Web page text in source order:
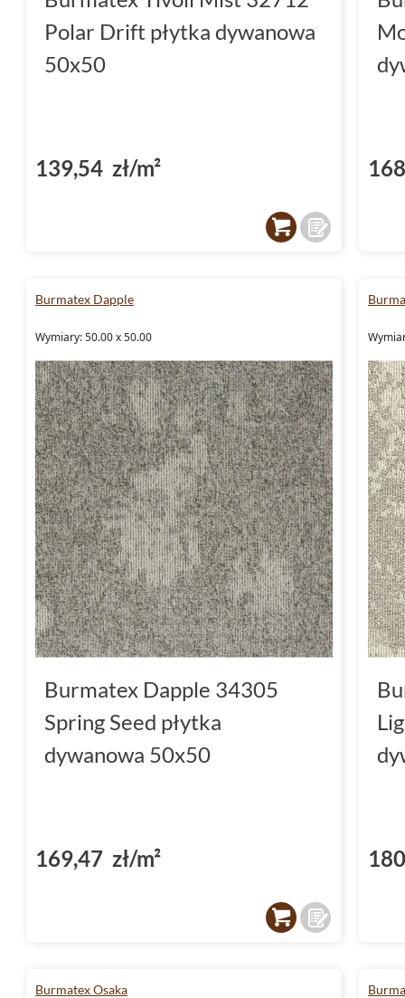
Polar Drift płytka dywanowa
50x50
139,54 zł/m²
Burmatex Dapple
Wymiary: 50.00 x 50.00
Burmatex Dapple 34305
Spring Seed płytka
dywanowa 50x50
169,47 zł/m²
Burmatex Osaka